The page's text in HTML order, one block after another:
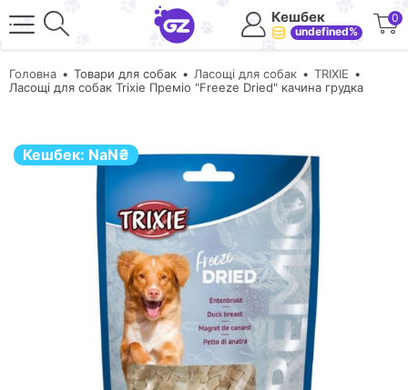
Кешбек
undefined%
0
Головна Товари для собак Ласощі для собак
TRIXIE
Ласощі для собак Trixie Преміо "Freeze Dried" качина грудка
Кешбек: NaN₴